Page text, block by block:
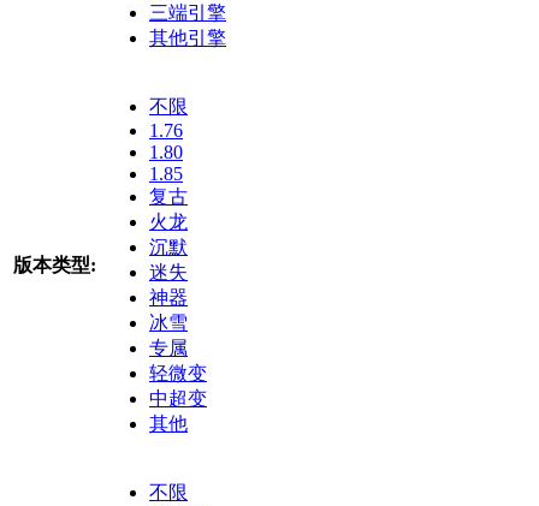
三端引擎
其他引擎
版本类型:
不限
1.76
1.80
1.85
复古
火龙
沉默
迷失
神器
冰雪
专属
轻微变
中超变
其他
不限